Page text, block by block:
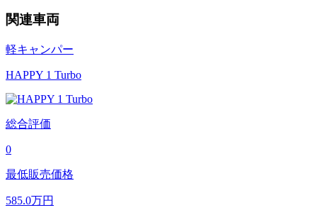
関連車両
軽キャンパー
HAPPY 1 Turbo
総合評価
0
最低販売価格
585.0万円